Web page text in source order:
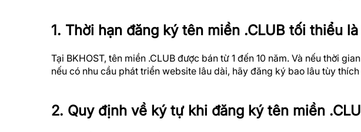
1. Thời hạn đăng ký tên miền .CLUB tối thiểu
Tại BKHOST, tên miền .CLUB được bán từ 1 đến 10 năm. Và nếu thời
nếu có nhu cầu phát triển website lâu dài, hãy đăng ký bao lâu tùy
2. Quy định về ký tự khi đăng ký tên miền